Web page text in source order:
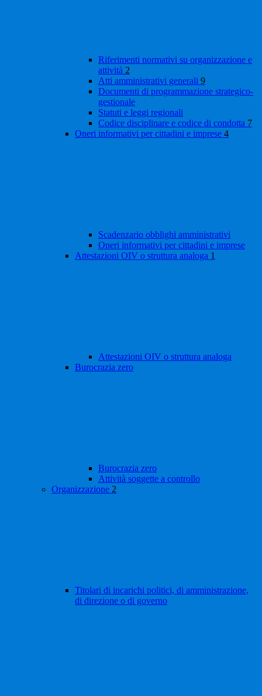
Riferimenti normativi su organizzazione e
attività 2
Atti amministrativi generali 9
Documenti di programmazione strategico-
gestionale
Statuti e leggi regionali
Codice disciplinare e codice di condotta 7
Oneri informativi per cittadini e imprese 4
Scadenzario obblighi amministrativi
Oneri informativi per cittadini e imprese
Attestazioni OIV o struttura analoga 1
Attestazioni OIV o struttura analoga
Burocrazia zero
Burocrazia zero
Attività soggette a controllo
Organizzazione 2
Titolari di incarichi politici, di amministrazione,
di direzione o di governo